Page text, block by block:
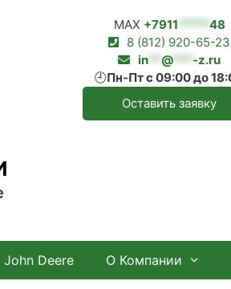
MAX +7911 *****48
8 (812) 920-65-23
in ** @ *** -z.ru
🕘Пн-Пт с 09:00 до
Оставить заявку
John Deere О Компании